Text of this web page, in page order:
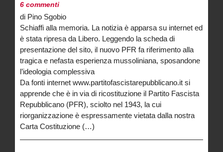
6 commenti
di Pino Sgobio
Schiaffi alla memoria. La notizia è apparsa su internet ed
è stata ripresa da Libero. Leggendo la scheda di
presentazione del sito, il nuovo PFR fa riferimento alla
tragica e nefasta esperienza mussoliniana, sposandone
l’ideologia complessiva
Da fonti internet www.partitofascistarepubblicano.it si
apprende che è in via di ricostituzione il Partito Fascista
Repubblicano (PFR), sciolto nel 1943, la cui
riorganizzazione è espressamente vietata dalla nostra
Carta Costituzione (…)